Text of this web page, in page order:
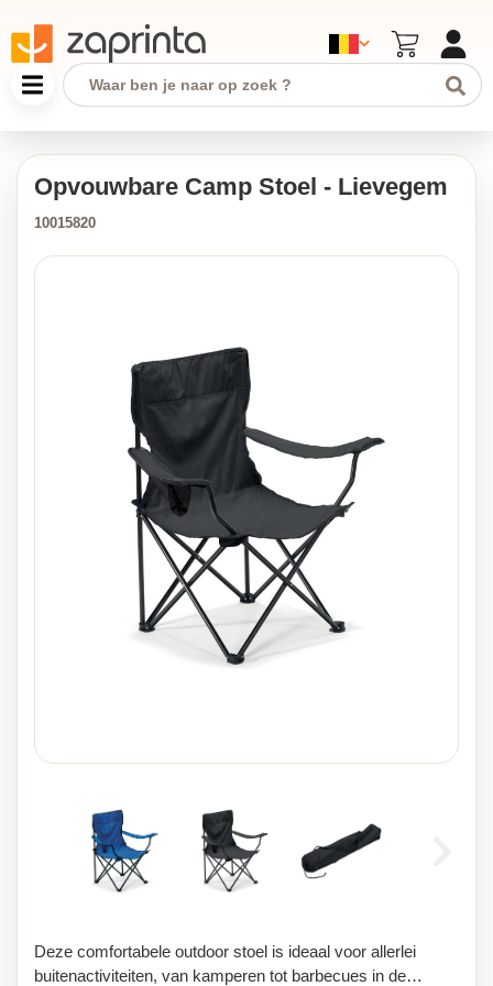
Opvouwbare Camp Stoel - Lievegem
10015820
Deze comfortabele outdoor stoel is ideaal voor allerlei
buitenactiviteiten, van kamperen tot barbecues in de